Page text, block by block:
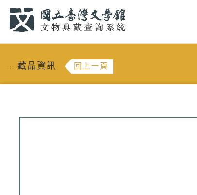
::: 藏品資訊 回上一頁